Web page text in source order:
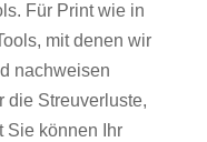
Für Print wie in
mit denen wir
nachweisen
die Streuverluste,
Sie können Ihr